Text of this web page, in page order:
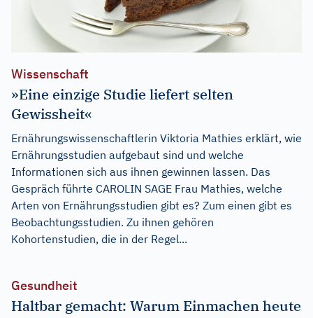
Wissenschaft
»Eine einzige Studie liefert selten
Gewissheit«
Ernährungswissenschaftlerin Viktoria Mathies erklärt, wie
Ernährungsstudien aufgebaut sind und welche
Informationen sich aus ihnen gewinnen lassen. Das
Gespräch führte CAROLIN SAGE Frau Mathies, welche
Arten von Ernährungsstudien gibt es? Zum einen gibt es
Beobachtungsstudien. Zu ihnen gehören
Kohortenstudien, die in der Regel...
Gesundheit
Haltbar gemacht: Warum Einmachen heute